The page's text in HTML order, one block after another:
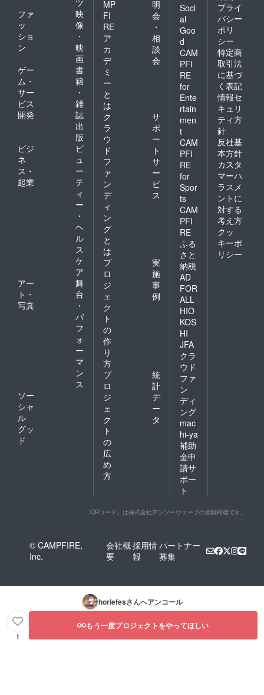
ツ
ファ
ッ
ショ
ン
映
像
・
映
画
ゲー
ム・
サー
ビス
開発
書
籍
・
雑
誌
出
版
ビジ
ネ
ス・
起業
ビ
ュ
ー
テ
ィ
ー
・
ヘ
ル
ス
ケ
ア
アー
ト・
写真
舞
台
・
パ
フ
ォ
ー
マ
ン
ス
ソー
シャ
ル
グッ
ド
MP
FI
RE
ア
カ
デ
ミ
ー
と
は
明
会
・
相
談
会
ク
ラ
ウ
ド
フ
ァ
ン
デ
ィ
ン
グ
と
は
サ
ポ
ー
ト
サ
ー
ビ
ス
プ
ロ
ジ
ェ
ク
ト
の
作
り
方
実
施
事
例
プ
ロ
ジ
ェ
ク
ト
の
広
め
方
統
計
デ
ー
タ
Soci
al
Goo
d
CAM
PFI
RE
for
Ente
rtain
men
t
CAM
PFI
RE
for
Spor
ts
CAM
PFI
RE
ふる
さと
納税
AD
FOR
ALL
HIO
KOS
HI
JFA
クラ
ウド
ファ
ン
ディ
ング
mac
hi-ya
補助
金申
請サ
ポー
ト
プライ
バシー
ポリ
シー
特定商
取引法
に基づ
く表記
情報セ
キュリ
ティ方
針
反社基
本方針
カスタ
マーハ
ラスメ
ントに
対する
考え方
クッ
キーポ
リシー
「QRコード」は株式会社デンソーウェーブの登録商標です。
© CAMPFIRE,
Inc.
会社概
要
採用情
報
パートナー
募集
horiefesさんへアンコール
1
もう一度プロジェクトをやってほしい